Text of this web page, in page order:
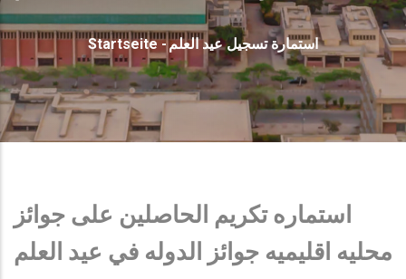
Pfadnavigation
Startseite -استمارة تسجيل عيد العلم
استماره تكريم الحاصلين على جوائز
محليه اقليميه جوائز الدوله في عيد العلم